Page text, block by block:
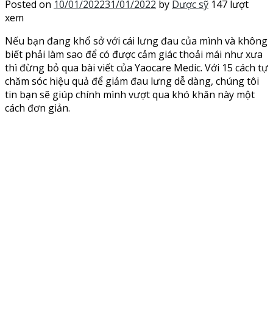
Posted on 10/01/202231/01/2022 by Dược sỹ 147 lượt
xem
Nếu bạn đang khổ sở với cái lưng đau của mình và không
biết phải làm sao để có được cảm giác thoải mái như xưa
thì đừng bỏ qua bài viết của Yaocare Medic. Với 15 cách tự
chăm sóc hiệu quả để giảm đau lưng dễ dàng, chúng tôi
tin bạn sẽ giúp chính mình vượt qua khó khăn này một
cách đơn giản.